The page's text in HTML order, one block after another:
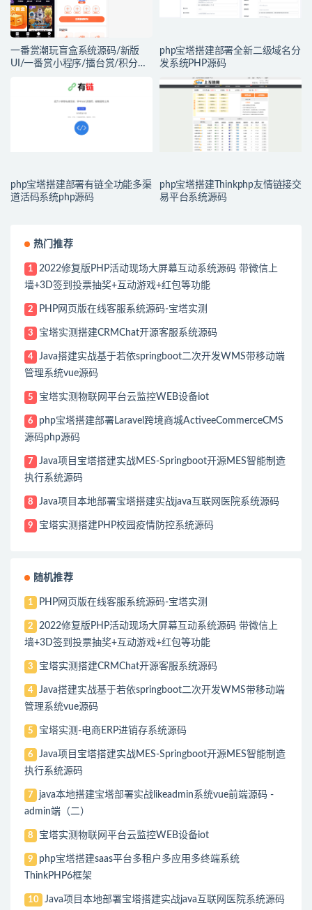
一番赏潮玩盲盒系统源码/新版
UI/一番赏小程序/擂台赏/积分赏/
php宝塔搭建部署全新二级域名分
发系统PHP源码
php宝塔搭建部署有链全功能多渠
道活码系统php源码
php宝塔搭建Thinkphp友情链接交
易平台系统源码
热门推荐
1
2022修复版PHP活动现场大屏幕互动系统源码 带微信上
墙+3D签到投票抽奖+互动游戏+红包等功能
2 PHP网页版在线客服系统源码-宝塔实测
3 宝塔实测搭建CRMChat开源客服系统源码
4
Java搭建实战基于若依springboot二次开发WMS带移动端
管理系统vue源码
5 宝塔实测物联网平台云监控WEB设备iot
6
php宝塔搭建部署Laravel跨境商城ActiveeCommerceCMS
源码php源码
7
Java项目宝塔搭建实战MES-Springboot开源MES智能制造
执行系统源码
8 Java项目本地部署宝塔搭建实战java互联网医院系统源码
9 宝塔实测搭建PHP校园疫情防控系统源码
随机推荐
1 PHP网页版在线客服系统源码-宝塔实测
2
2022修复版PHP活动现场大屏幕互动系统源码 带微信上
墙+3D签到投票抽奖+互动游戏+红包等功能
3 宝塔实测搭建CRMChat开源客服系统源码
4
Java搭建实战基于若依springboot二次开发WMS带移动端
管理系统vue源码
5 宝塔实测-电商ERP进销存系统源码
6
Java项目宝塔搭建实战MES-Springboot开源MES智能制造
执行系统源码
7
java本地搭建宝塔部署实战likeadmin系统vue前端源码 -
admin端（二）
8 宝塔实测物联网平台云监控WEB设备iot
9
php宝塔搭建saas平台多租户多应用多终端系统
ThinkPHP6框架
10 Java项目本地部署宝塔搭建实战java互联网医院系统源码